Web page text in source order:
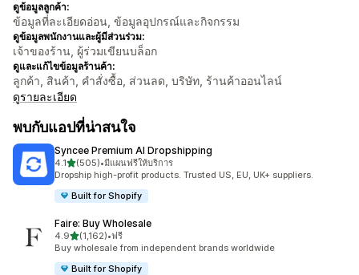
ดูข้อมูลลูกค้า:
ข้อมูลที่ละเอียดอ่อน, ข้อมูลอุปกรณ์และกิจกรรม
ดูข้อมูลพนักงานและผู้มีส่วนร่วม:
เจ้าของร้าน, ผู้ร่วมเขียนบล็อก
ดูและแก้ไขข้อมูลร้านค้า:
ลูกค้า, สินค้า, คำสั่งซื้อ, ส่วนลด, บริษัท, ร้านค้าออนไลน์
ดูรายละเอียด
พบกับแอปที่น่าสนใจ
Syncee Premium AI Dropshipping
4.1เต็ม 5 ดาว
(505)
ทั้งหมด 505 รีวิว
•มีแผนฟรีให้บริการ
Dropship high-profit products. Trusted US, EU, UK+ suppliers.
Built for Shopify
Faire: Buy Wholesale
4.9เต็ม 5 ดาว
(1,162)
ทั้งหมด 1162 รีวิว
•ฟรี
Buy wholesale from independent brands worldwide
Built for Shopify